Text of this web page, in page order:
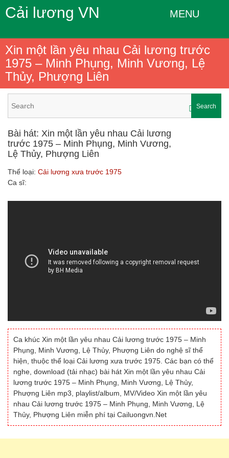
Cải lương VN MENU
Xin một lần yêu nhau Cải lương trước
1975 – Minh Phụng, Minh Vương, Lệ
Thủy, Phượng Liên
Search
Bài hát: Xin một lần yêu nhau Cải lương
trước 1975 – Minh Phụng, Minh Vương,
Lệ Thủy, Phượng Liên
Thể loại: Cải lương xưa trước 1975
Ca sĩ:
Ca khúc Xin một lần yêu nhau Cải lương trước 1975 – Minh
Phụng, Minh Vương, Lệ Thủy, Phượng Liên do nghệ sĩ thể
hiện, thuộc thể loại Cải lương xưa trước 1975. Các bạn có thể
nghe, download (tải nhạc) bài hát Xin một lần yêu nhau Cải
lương trước 1975 – Minh Phụng, Minh Vương, Lệ Thủy,
Phượng Liên mp3, playlist/album, MV/Video Xin một lần yêu
nhau Cải lương trước 1975 – Minh Phụng, Minh Vương, Lệ
Thủy, Phượng Liên miễn phí tại Cailuongvn.Net